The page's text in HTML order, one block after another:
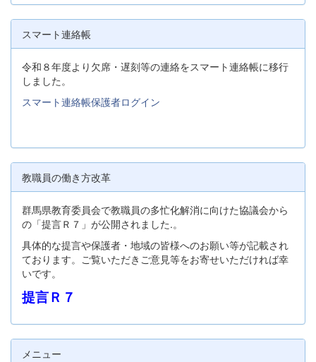
スマート連絡帳
令和８年度より欠席・遅刻等の連絡をスマート連絡帳に移行
しました。
スマート連絡帳保護者ログイン
教職員の働き方改革
群馬県教育委員会で教職員の多忙化解消に向けた協議会から
の「提言Ｒ７」が公開されました.。
具体的な提言や保護者・地域の皆様へのお願い等が記載され
ております。ご覧いただきご意見等をお寄せいただければ幸
いです。
提言Ｒ７
メニュー